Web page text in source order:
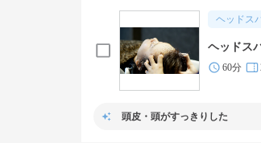
ヘッドス
ヘッドス
60分
頭皮・頭がすっきりした